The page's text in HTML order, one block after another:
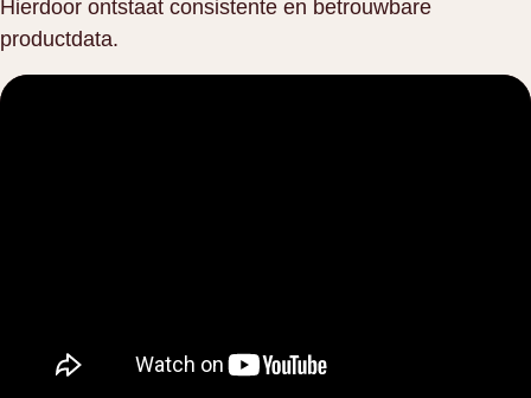
Hierdoor ontstaat consistente en betrouwbare
productdata.